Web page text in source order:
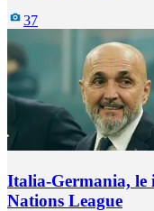
37
Italia-Germania,
Nations League